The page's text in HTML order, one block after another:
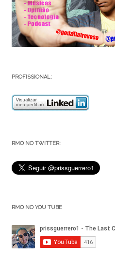
PROFISSIONAL:
RMO NO TWITTER:
RMO NO YOU TUBE